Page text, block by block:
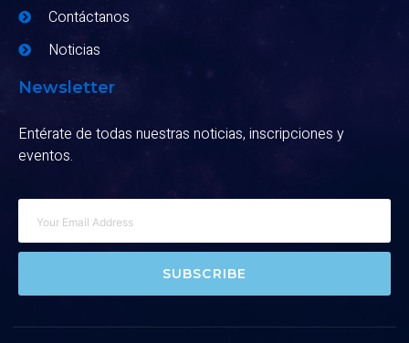
Contáctanos
Noticias
Newsletter
Entérate de todas nuestras noticias, inscripciones y
eventos.
SUBSCRIBE